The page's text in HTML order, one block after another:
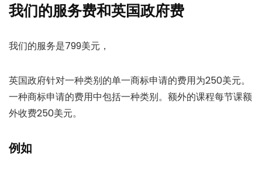
我们的服务费和英国政府费
我们的服务是799美元，
英国政府针对一种类别的单一商标申请的费用为250美元。
一种商标申请的费用中包括一种类别。额外的课程每节课额
外收费250美元。
例如